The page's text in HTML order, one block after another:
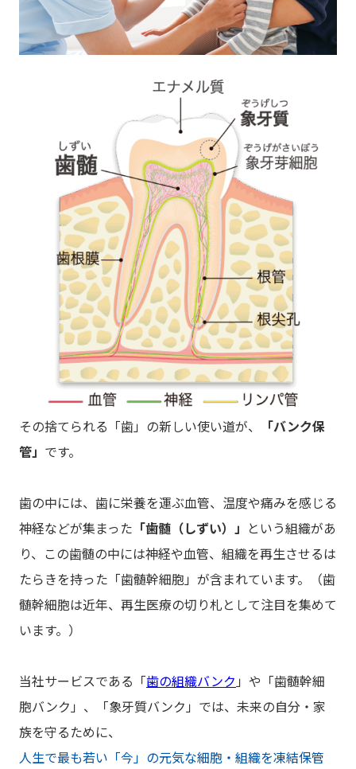
その捨てられる「歯」の新しい使い道が、
「バンク保
管」 です。
歯の中には、歯に栄養を運ぶ血管、温度や痛みを感じる
神経などが集まった 「歯髄（しずい）」 という組織があ
り、この歯髄の中には神経や血管、組織を再生させるは
たらきを持った「歯髄幹細胞」が含まれています。（歯
髄幹細胞は近年、再生医療の切り札として注目を集めて
います。）
当社サービスである「歯の組織バンク 」や「歯髄幹細
胞バンク」、「象牙質バンク」では、未来の自分・家
族を守るために、
人生で最も若い「今」の元気な細胞・組織を凍結保管